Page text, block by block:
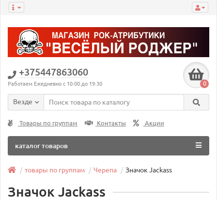
+375447863060
Работаем Ежедневно с 10:00 до 19:30 0
Везде
Товары по группам Контакты Акции
каталог товаров
товары по группам Черепа Значок Jackass
Значок Jackass